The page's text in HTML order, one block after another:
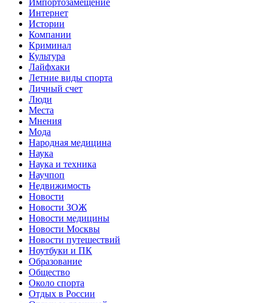
Интернет
Истории
Компании
Криминал
Культура
Лайфхаки
Летние виды спорта
Личный счет
Люди
Места
Мнения
Мода
Народная медицина
Наука
Наука и техника
Научпоп
Недвижимость
Новости
Новости ЗОЖ
Новости медицины
Новости Москвы
Новости путешествий
Ноутбуки и ПК
Образование
Общество
Около спорта
Отдых в России